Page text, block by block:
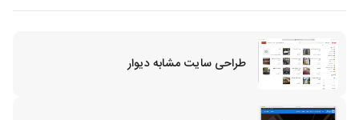
طراحی سایت مشابه دیوار